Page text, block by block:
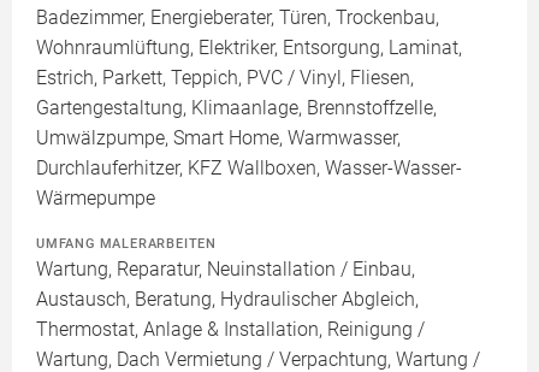
Badezimmer, Energieberater, Türen, Trockenbau,
Wohnraumlüftung, Elektriker, Entsorgung, Laminat,
Estrich, Parkett, Teppich, PVC / Vinyl, Fliesen,
Gartengestaltung, Klimaanlage, Brennstoffzelle,
Umwälzpumpe, Smart Home, Warmwasser,
Durchlauferhitzer, KFZ Wallboxen, Wasser-Wasser-
Wärmepumpe
UMFANG MALERARBEITEN
Wartung, Reparatur, Neuinstallation / Einbau,
Austausch, Beratung, Hydraulischer Abgleich,
Thermostat, Anlage & Installation, Reinigung /
Wartung, Dach Vermietung / Verpachtung, Wartung /